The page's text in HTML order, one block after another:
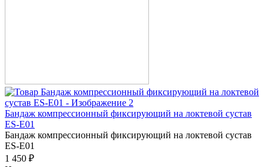
Бандаж компрессионный фиксирующий на локтевой сустав
ES-E01
Бандаж компрессионный фиксирующий на локтевой сустав
ES-E01
1 450 ₽